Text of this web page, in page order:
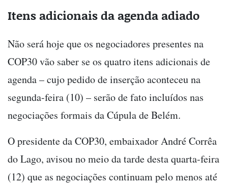
Itens adicionais da agenda adiado
Não será hoje que os negociadores presentes na
COP30 vão saber se os quatro itens adicionais de
agenda – cujo pedido de inserção aconteceu na
segunda-feira (10) – serão de fato incluídos nas
negociações formais da Cúpula de Belém.
O presidente da COP30, embaixador André Corrêa
do Lago, avisou no meio da tarde desta quarta-feira
(12) que as negociações continuam pelo menos até